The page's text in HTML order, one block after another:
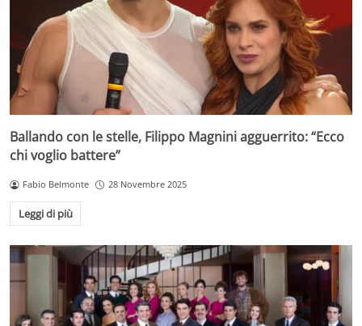
Ballando con le stelle, Filippo Magnini agguerrito: “Ecco
chi voglio battere”
Fabio Belmonte 28 Novembre 2025
Leggi di più